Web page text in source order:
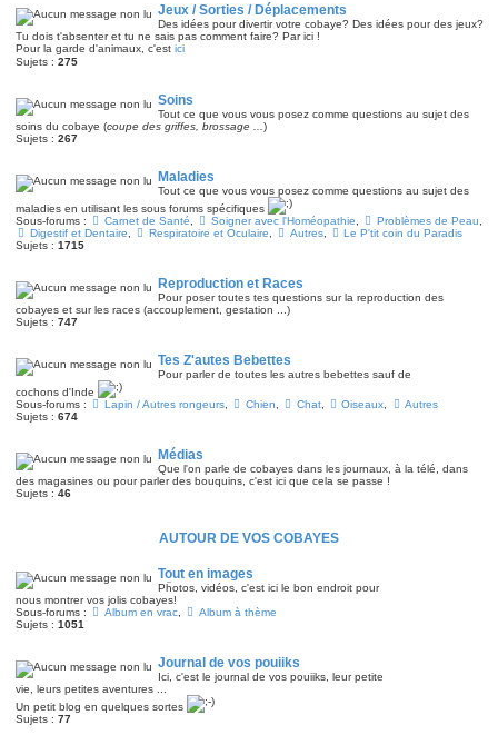
Jeux / Sorties / Déplacements
Des idées pour divertir votre cobaye? Des idées pour des jeux?
Tu dois t'absenter et tu ne sais pas comment faire? Par ici !
Pour la garde d'animaux, c'est ici
Sujets : 275
Soins
Tout ce que vous vous posez comme questions au sujet des
soins du cobaye (coupe des griffes, brossage ... )
Sujets : 267
Maladies
Tout ce que vous vous posez comme questions au sujet des
maladies en utilisant les sous forums spécifiques
Sous-forums :
Carnet de Santé Soigner avec l'Homéopathie Problèmes de Peau
Digestif et Dentaire
Respiratoire et Oculaire Autres,
Le P'tit coin du Paradis
Sujets : 1715
Reproduction et Races
Pour poser toutes tes questions sur la reproduction des
cobayes et sur les races (accouplement, gestation ...)
Sujets : 747
Tes Z'autes Bebettes
Pour parler de toutes les autres bebettes sauf de
cochons d'Inde
Sous-forums :
Lapin / Autres rongeurs, Chien Chat, Oiseaux
Autres
Sujets : 674
Médias
Que l'on parle de cobayes dans les journaux, à la télé, dans
des magasines ou pour parler des bouquins, c'est ici que cela se passe !
Sujets : 46
AUTOUR DE VOS COBAYES
Tout en images
Pḧotos, vidéos, c'est ici le bon endroit pour
nous montrer vos jolis cobayes!
Sous-forums :
Album en vrac,
Album à thème
Sujets : 1051
Journal de vos pouiiks
Ici, c'est le journal de vos pouiiks, leur petite
vie, leurs petites aventures ...
Un petit blog en quelques sortes
Sujets : 77